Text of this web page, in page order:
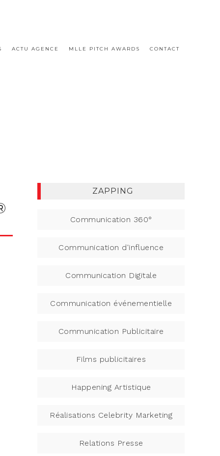
ACTU AGENCE MLLE PITCH AWARDS CONTACT
ZAPPING
Communication 360°
Communication d'influence
Communication Digitale
Communication événementielle
Communication Publicitaire
Films publicitaires
Happening Artistique
Réalisations Celebrity Marketing
Relations Presse